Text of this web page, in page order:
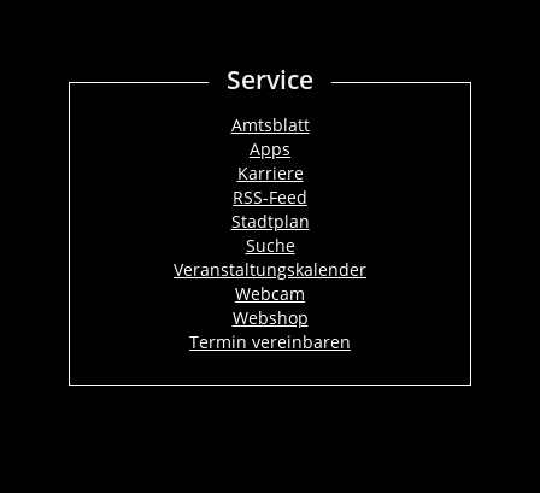
Service
Amtsblatt
Apps
Karriere
RSS-Feed
Stadtplan
Suche
Veranstaltungskalender
Webcam
Webshop
Termin vereinbaren